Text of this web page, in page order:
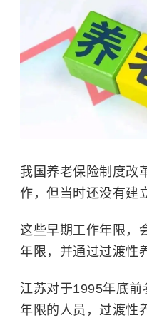
我国养老保险制度改
作，但当时还没有建
这些早期工作年限，
年限，并通过过渡性
江苏对于1995年底
年限的人员，过渡性